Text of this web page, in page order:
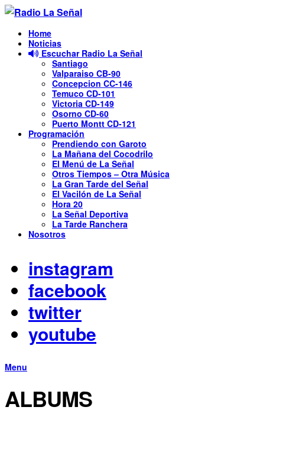
Skip to the content
Home
Noticias
Escuchar Radio La Señal
Santiago
Valparaiso CB-90
Concepcion CC-146
Temuco CD-101
Victoria CD-149
Osorno CD-60
Puerto Montt CD-121
Programación
Prendiendo con Garoto
La Mañana del Cocodrilo
El Menú de La Señal
Otros Tiempos – Otra Música
La Gran Tarde del Señal
El Vacilón de La Señal
Hora 20
La Señal Deportiva
La Tarde Ranchera
Nosotros
instagram
facebook
twitter
youtube
Menu
ALBUMS